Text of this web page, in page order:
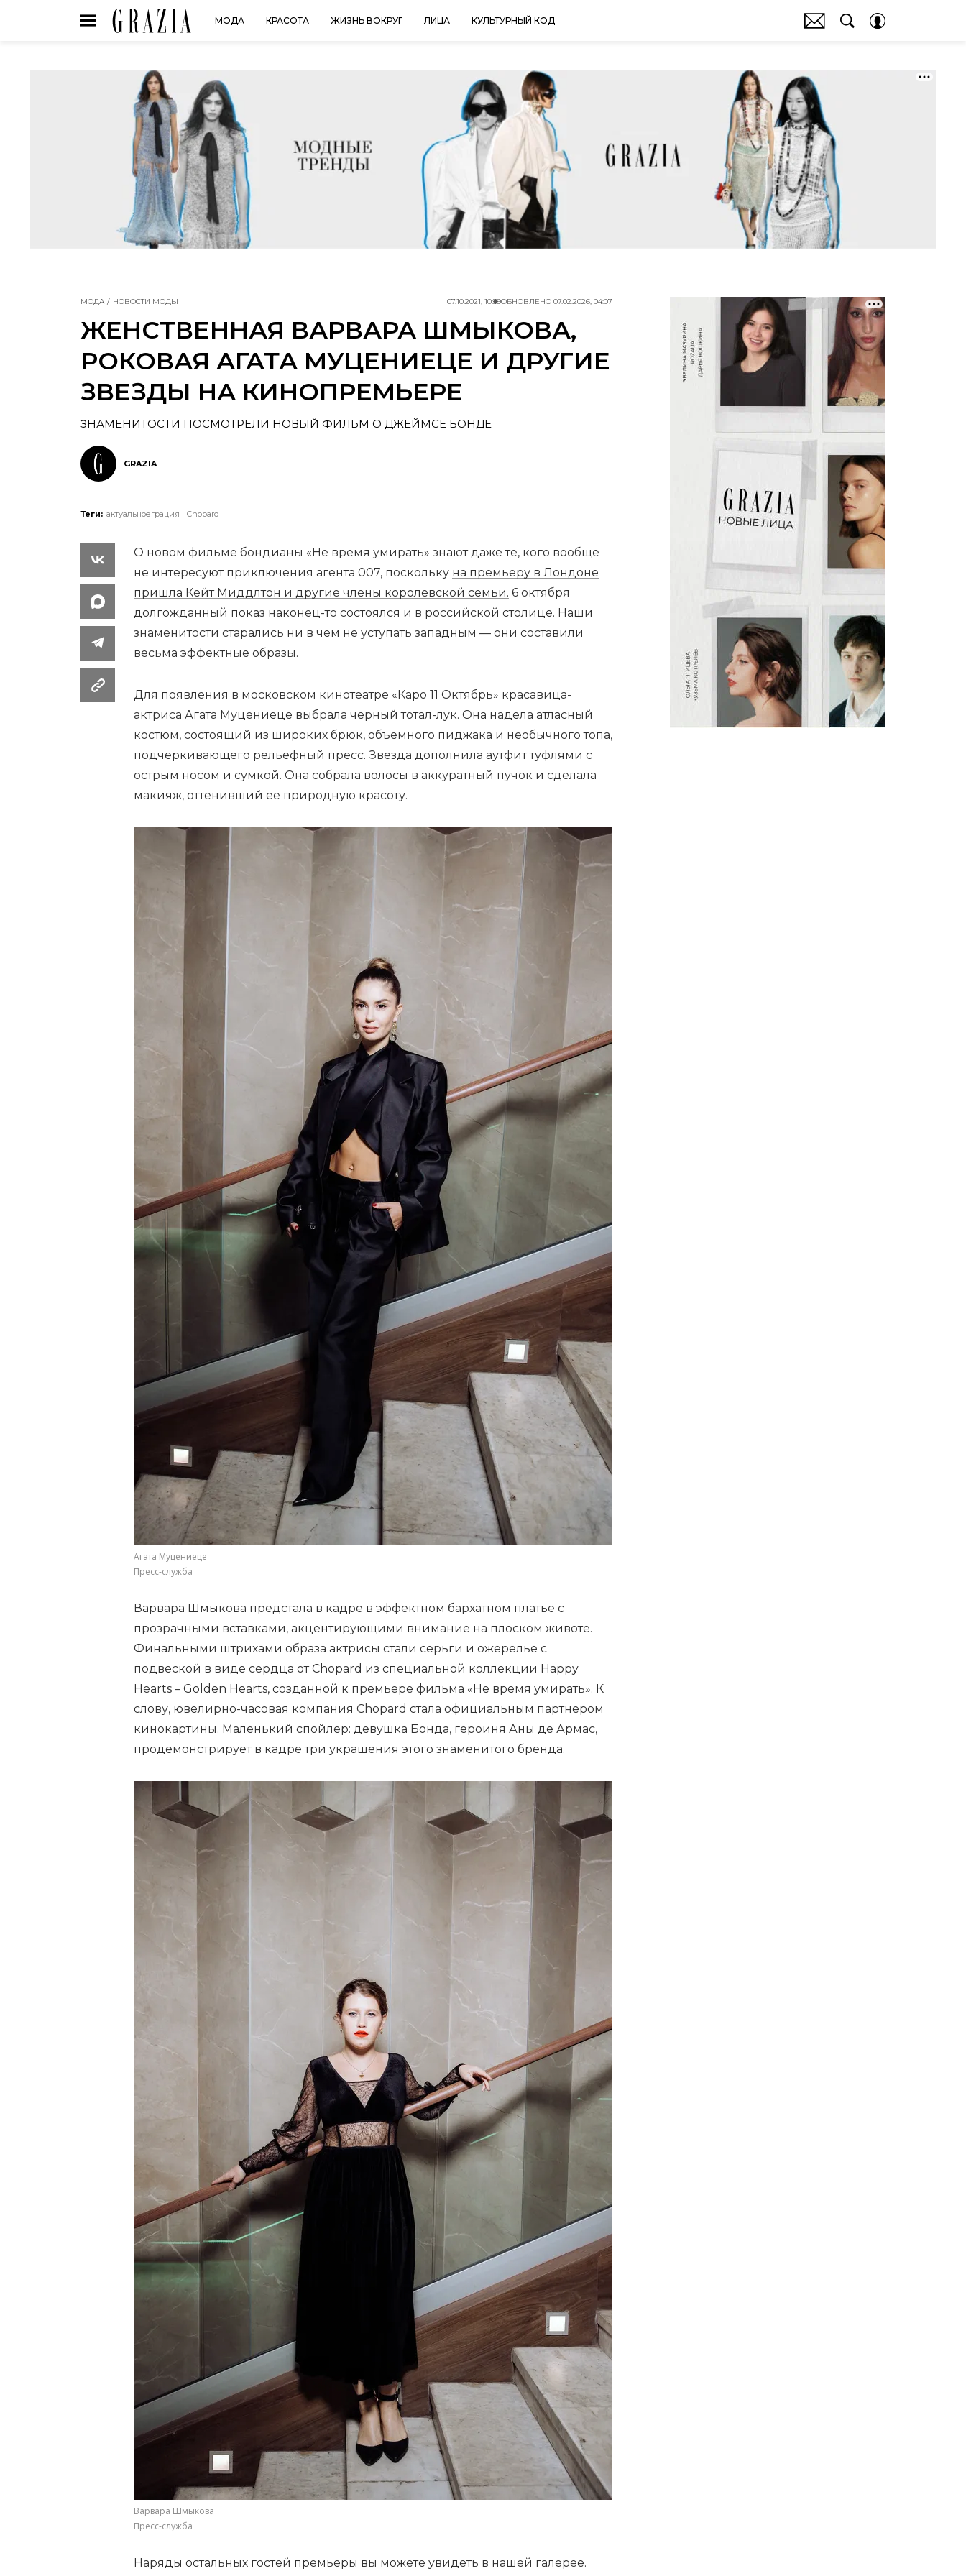
МОДА КРАСОТА ЖИЗНЬ ВОКРУГ ЛИЦА КУЛЬТУРНЫЙ КОД
МОДА НОВОСТИ МОДЫ 07.10.2021, 10:39ОБНОВЛЕНО 07.02.2026, 04:07
ЖЕНСТВЕННАЯ ВАРВАРА ШМЫКОВА,
РОКОВАЯ АГАТА МУЦЕНИЕЦЕ И ДРУГИЕ
ЗВЕЗДЫ НА КИНОПРЕМЬЕРЕ
ЗНАМЕНИТОСТИ ПОСМОТРЕЛИ НОВЫЙ ФИЛЬМ О ДЖЕЙМСЕ БОНДЕ
GRAZIA
Теги: актуальноеграция Chopard
О новом фильме бондианы «Не время умирать» знают даже те, кого вообще
не интересуют приключения агента 007, поскольку на премьеру в Лондоне
пришла Кейт Миддлтон и другие члены королевской семьи. 6 октября
долгожданный показ наконец-то состоялся и в российской столице. Наши
знаменитости старались ни в чем не уступать западным — они составили
весьма эффектные образы.
Для появления в московском кинотеатре «Каро 11 Октябрь» красавица-
актриса Агата Муцениеце выбрала черный тотал-лук. Она надела атласный
костюм, состоящий из широких брюк, объемного пиджака и необычного топа,
подчеркивающего рельефный пресс. Звезда дополнила аутфит туфлями с
острым носом и сумкой. Она собрала волосы в аккуратный пучок и сделала
макияж, оттенивший ее природную красоту.
Агата Муцениеце
Пресс-служба
Варвара Шмыкова предстала в кадре в эффектном бархатном платье с
прозрачными вставками, акцентирующими внимание на плоском животе.
Финальными штрихами образа актрисы стали серьги и ожерелье с
подвеской в виде сердца от Chopard из специальной коллекции Happy
Hearts – Golden Hearts, созданной к премьере фильма «Не время умирать». К
слову, ювелирно-часовая компания Chopard стала официальным партнером
кинокартины. Маленький спойлер: девушка Бонда, героиня Аны де Армас,
продемонстрирует в кадре три украшения этого знаменитого бренда.
Варвара Шмыкова
Пресс-служба
Наряды остальных гостей премьеры вы можете увидеть в нашей галерее.